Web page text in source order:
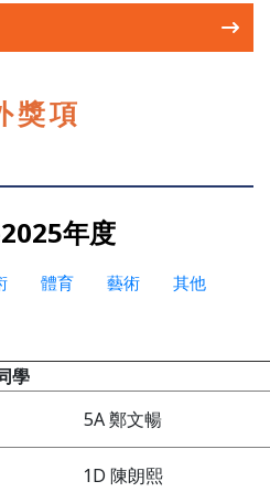
獎項
年度
體育 藝術 其他
學
5A 鄭文暢
1D 陳朗熙